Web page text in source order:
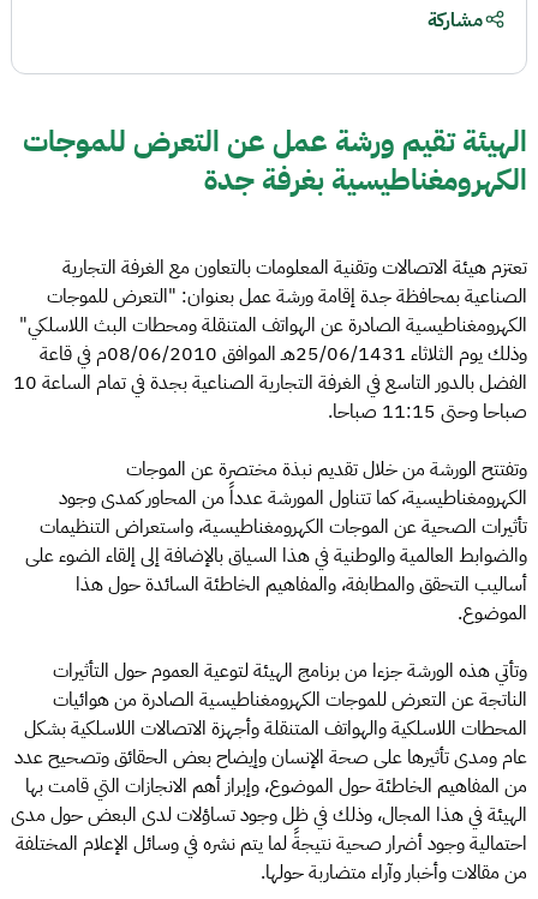
الهيئة تقيم ورشة عمل عن التعرض للموجات
الكهرومغناطيسية بغرفة جدة
تعتزم هيئة الاتصالات وتقنية المعلومات بالتعاون مع الغرفة التجارية
الصناعية بمحافظة جدة إقامة ورشة عمل بعنوان: "التعرض للموجات
الكهرومغناطيسية الصادرة عن الهواتف المتنقلة ومحطات البث اللاسلكي"
وذلك يوم الثلاثاء 25/06/1431هـ الموافق 08/06/2010م في قاعة
الفضل بالدور التاسع في الغرفة التجارية الصناعية بجدة في تمام الساعة 10
صباحا وحتى 11:15 صباحا.
وتفتتح الورشة من خلال تقديم نبذة مختصرة عن الموجات
الكهرومغناطيسية، كما تتناول المورشة عدداً من المحاور كمدى وجود
تأثيرات الصحية عن الموجات الكهرومغناطيسية، واستعراض التنظيمات
والضوابط العالمية والوطنية في هذا السياق بالإضافة إلى إلقاء الضوء على
أساليب التحقق والمطابفة، والمفاهيم الخاطئة السائدة حول هذا
الموضوع.
وتأتي هذه الورشة جزءا من برنامج الهيئة لتوعية العموم حول التأثيرات
الناتجة عن التعرض للموجات الكهرومغناطيسية الصادرة من هوائيات
المحطات اللاسلكية والهواتف المتنقلة وأجهزة الاتصالات اللاسلكية بشكل
عام ومدى تأثيرها على صحة الإنسان وإيضاح بعض الحقائق وتصحيح عدد
من المفاهيم الخاطئة حول الموضوع، وإبراز أهم الانجازات التي قامت بها
الهيئة في هذا المجال، وذلك في ظل وجود تساؤلات لدى البعض حول مدى
احتمالية وجود أضرار صحية نتيجةً لما يتم نشره في وسائل الإعلام المختلفة
من مقالات وأخبار وآراء متضاربة حولها.
مشاركة